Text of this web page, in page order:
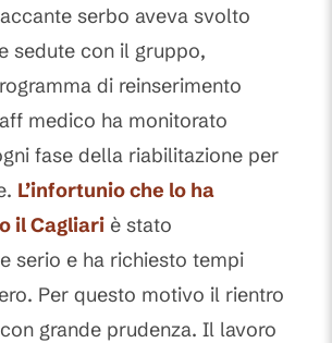
serbo aveva svolto
sedute con il gruppo,
di reinserimento
medico ha monitorato
fase della riabilitazione per
L’infortunio che lo ha
il Cagliari è stato
serio e ha richiesto tempi
Per questo motivo il rientro
grande prudenza. Il lavoro